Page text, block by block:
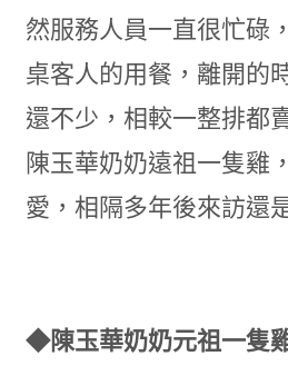
然服務人員一直很忙碌
桌客人的用餐，離開的
還不少，相較一整排都
陳玉華奶奶遠祖一隻雞
愛，相隔多年後來訪還
◆陳玉華奶奶元祖一隻